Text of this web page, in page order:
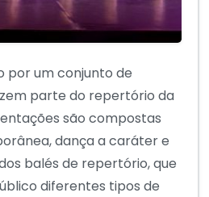
por um conjunto de
parte do repertório da
são compostas
dança a caráter e
balés de repertório, que
diferentes tipos de